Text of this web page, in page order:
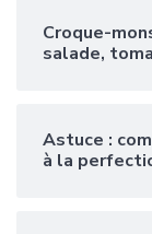
Croque-
salade,
Astuce :
à la